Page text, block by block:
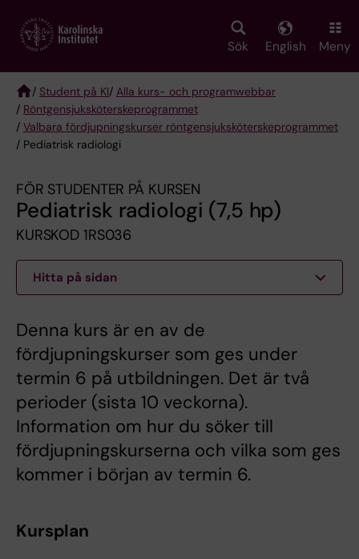
main
Sök English Meny
Breadcrumb
/ Student på KI/ Alla kurs- och programwebbar
/ Röntgen­sjuk­sköterske­programmet
/ Valbara fördjupningskurser röntgensjuksköterskeprogrammet
/ Pediatrisk radiologi
FÖR STUDENTER PÅ KURSEN
Pediatrisk radiologi (7,5 hp)
KURSKOD 1RS036
Hitta på sidan
Denna kurs är en av de
fördjupningskurser som ges under
termin 6 på utbildningen. Det är två
perioder (sista 10 veckorna).
Information om hur du söker till
fördjupningskurserna och vilka som ges
kommer i början av termin 6.
Kursplan